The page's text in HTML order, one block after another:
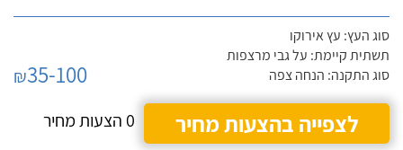
סוג העץ: עץ אירוקו
תשתית קיימת: על גבי מרצפות
סוג התקנה: הנחה צפה
₪35-100
לצפייה בהצעות מחיר
0 הצעות מחיר